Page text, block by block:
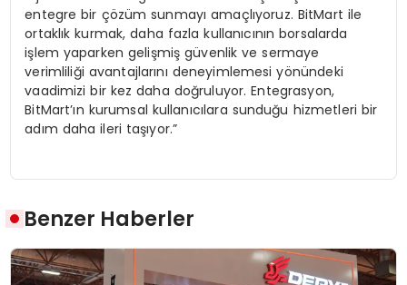
entegre bir çözüm sunmayı amaçlıyoruz. BitMart ile
ortaklık kurmak, daha fazla kullanıcının borsalarda
işlem yaparken gelişmiş güvenlik ve sermaye
verimliliği avantajlarını deneyimlemesi yönündeki
vaadimizi bir kez daha doğruluyor. Entegrasyon,
BitMart’ın kurumsal kullanıcılara sunduğu hizmetleri bir
adım daha ileri taşıyor.”
Benzer Haberler